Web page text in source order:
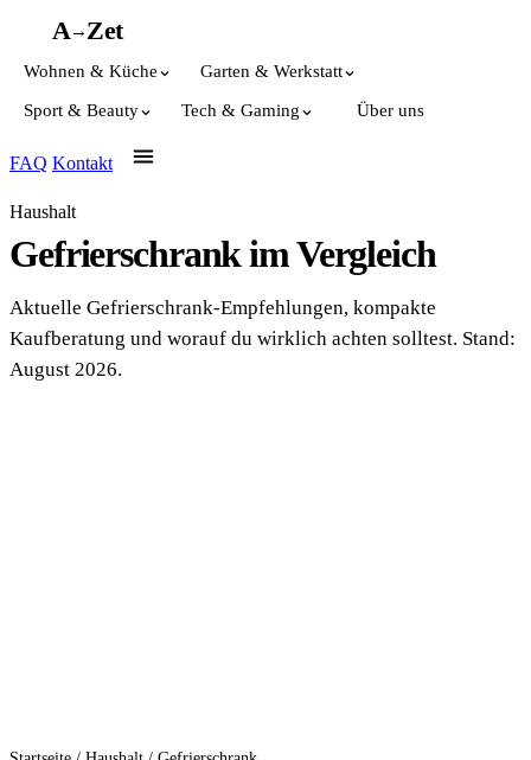
A→Zet
Wohnen & Küche Garten & Werkstatt
Sport & Beauty Tech & Gaming Über uns
FAQ Kontakt
Haushalt
Gefrierschrank im Vergleich
Aktuelle Gefrierschrank-Empfehlungen, kompakte
Kaufberatung und worauf du wirklich achten solltest. Stand:
August 2026.